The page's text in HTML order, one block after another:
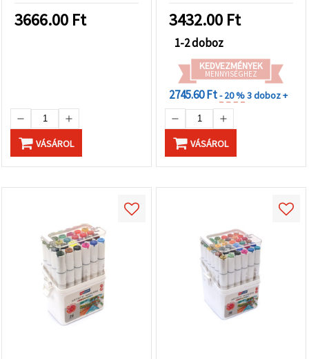
3666.00 Ft
VÁSÁROL
3432.00 Ft
1-2 doboz
KEDVEZMÉNYEK
MENNYISÉGHEZ
2745.60 Ft- 20 %3 doboz +
VÁSÁROL